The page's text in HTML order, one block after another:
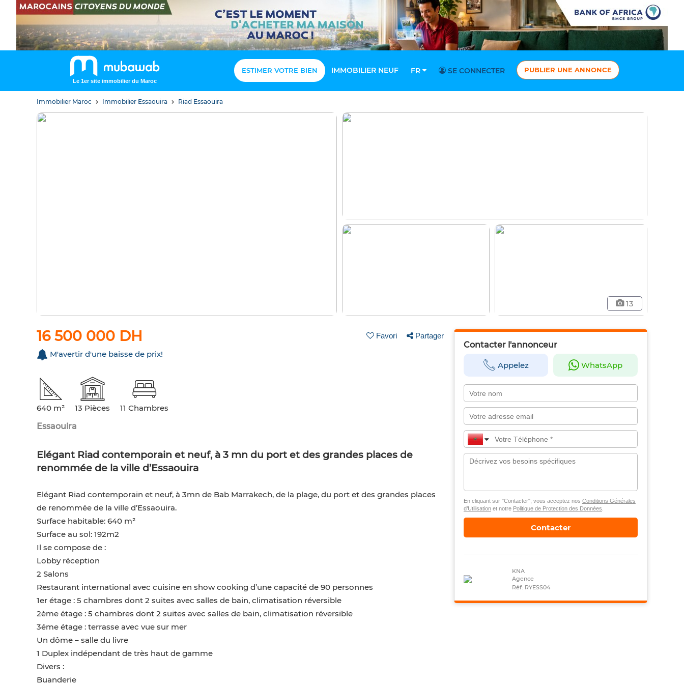
Le 1er site immobilier du Maroc
ESTIMER VOTRE BIEN IMMOBILIER NEUF FR SE CONNECTER PUBLIER UNE ANNONCE
Immobilier Maroc Immobilier Essaouira Riad Essaouira
13
16 500 000 DH Favori Partager
M'avertir d'une baisse de prix!
640 m² 13 Pièces
11 Chambres
Essaouira
Elégant Riad contemporain et neuf, à 3 mn du port et des grandes places de
renommée de la ville d’Essaouira
Elégant Riad contemporain et neuf, à 3mn de Bab Marrakech, de la plage, du port et des grandes places
de renommée de la ville d’Essaouira.
Surface habitable: 640 m²
Surface au sol: 192m2
Il se compose de :
Lobby réception
2 Salons
Restaurant international avec cuisine en show cooking d’une capacité de 90 personnes
1er étage : 5 chambres dont 2 suites avec salles de bain, climatisation réversible
2ème étage : 5 chambres dont 2 suites avec salles de bain, climatisation réversible
3éme étage : terrasse avec vue sur mer
Un dôme – salle du livre
1 Duplex indépendant de très haut de gamme
Divers :
Buanderie
Contacter l'annonceur
Appelez WhatsApp
En cliquant sur "Contacter", vous acceptez nos Conditions Générales
d’Utilisationet notre Politique de Protection des Données
Contacter
KNA
Agence
Réf: RYESS04